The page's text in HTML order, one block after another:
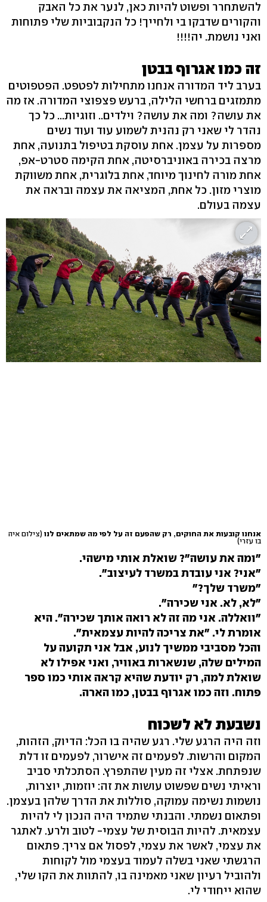
להשתחרר ופשוט להיות כאן, לנער את כל האבק
והקורים שדבקו בי ולחייך! כל הנקבוביות שלי פתוחות
ואני נושמת. יה!!!!
זה כמו אגרוף בבטן
בערב ליד המדורה אנחנו מתחילות לפטפט. הפטפוטים
מתמזגים ברחשי הלילה, ברעש פצפוצי המדורה. אז מה
את עושה? ומה את עושה? וילדים.. וזוגיות... כל כך
נהדר לי שאני רק נהנית לשמוע עוד ועוד נשים
מספרות על עצמן. אחת עוסקת בטיפול בתנועה, אחת
מרצה בכירה באוניברסיטה, אחת הקימה סטרט-אפ,
אחת מורה לחינוך מיוחד, אחת בלוגרית, אחת משווקת
מוצרי מזון. כל אחת, המציאה את עצמה ובראה את
עצמה בעולם.
אנחנו קובעות את החוקים, רק שהפעם זה על לפי מה שמתאים לנו (צילום איה
בו עזרי)
"ומה את עושה"? שואלת אותי מישהי.
"אני? אני עובדת במשרד לעיצוב".
"משרד שלך?"
"לא, לא. אני שכירה".
"וואללה. אני מה זה לא רואה אותך שכירה". היא
אומרת לי. "את צריכה להיות עצמאית".
והכל מסביבי ממשיך לנוע, אבל אני תקועה על
המילים שלה, שנשארות באוויר, ואני אפילו לא
שואלת למה, רק יודעת שהיא קראה אותי כמו ספר
פתוח. וזה כמו אגרוף בבטן, כמו הארה.
נשבעת לא לשכוח
וזה היה הרגע שלי. רגע שהיה בו הכל: הדיוק, הזהות,
המקום והרשות. לפעמים זה אישרור, לפעמים זו דלת
שנפתחת. אצלי זה מעין שהתפרץ. הסתכלתי סביב
וראיתי נשים שפשוט עושות את זה: יוזמות, יוצרות,
נושמות נשימה עמוקה, סוללות את הדרך שלהן בעצמן.
ופתאום נשמתי. והבנתי שתמיד היה הנכון לי להיות
עצמאית. להיות הבוסית של עצמי- לטוב ולרע. לאתגר
את עצמי, לאשר את עצמי, לפסול אם צריך. פתאום
הרגשתי שאני בשלה לעמוד בעצמי מול לקוחות
ולהוביל רעיון שאני מאמינה בו, להתוות את הקו שלי,
שהוא ייחודי לי.